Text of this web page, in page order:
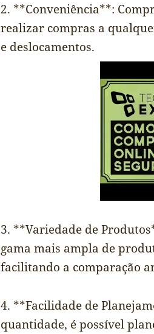
2. **Conveniência**:
realizar compras a
e deslocamentos.
3. **Variedade de
gama mais ampla de
facilitando a comparação
4. **Facilidade de
quantidade, é possível